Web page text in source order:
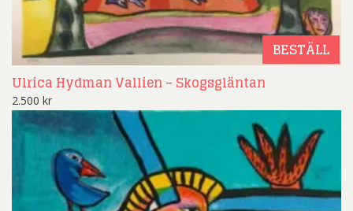
BESTÄLL
Ulrica Hydman Vallien – Skogsgläntan
2.500 kr